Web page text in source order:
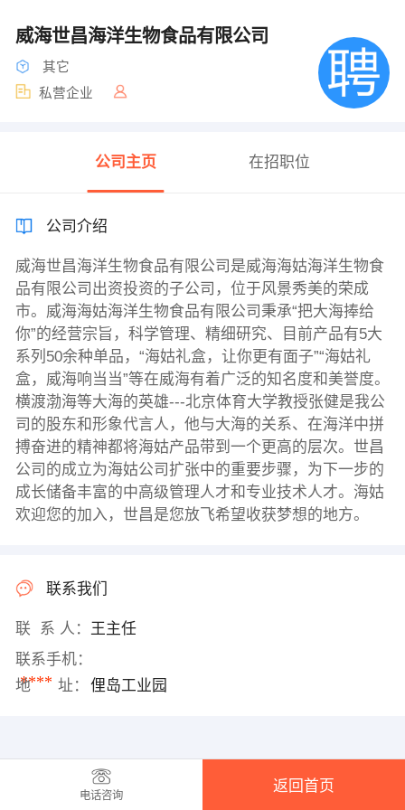
威海世昌海洋生物食品有限公司
其它
私营企业
公司主页 在招职位
公司介绍
威海世昌海洋生物食品有限公司是威海海姑海洋生物食
品有限公司出资投资的子公司，位于风景秀美的荣成
市。威海海姑海洋生物食品有限公司秉承“把大海捧给
你”的经营宗旨，科学管理、精细研究、目前产品有5大
系列50余种单品，“海姑礼盒，让你更有面子”“海姑礼
盒，威海响当当”等在威海有着广泛的知名度和美誉度。
横渡渤海等大海的英雄---北京体育大学教授张健是我公
司的股东和形象代言人，他与大海的关系、在海洋中拼
搏奋进的精神都将海姑产品带到一个更高的层次。世昌
公司的成立为海姑公司扩张中的重要步骤，为下一步的
成长储备丰富的中高级管理人才和专业技术人才。海姑
欢迎您的加入，世昌是您放飞希望收获梦想的地方。
联系我们
联 系 人： 王主任
联系手机：
****
地 址： 俚岛工业园
电话咨询
返回首页